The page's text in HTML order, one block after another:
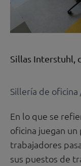
Sillas Interstuhl,
Sillería de oficina
En lo que se
oficina juegan
trabajadores
sus puestos de